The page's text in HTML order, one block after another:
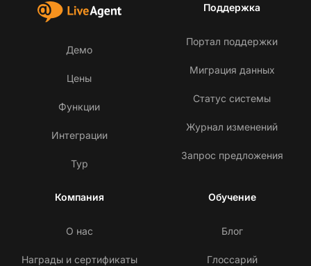
Демо
Цены
Функции
Интеграции
Тур
Поддержка
Портал поддержки
Миграция данных
Статус системы
Журнал изменений
Запрос предложения
Компания
О нас
Награды и сертификаты
Обучение
Блог
Глоссарий